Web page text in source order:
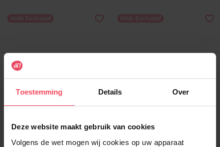
Toestemming Details Over
Deze website maakt gebruik van cookies
Volgens de wet mogen wij cookies op uw apparaat
LANAFORM
Eclips
LANAFORM
Verwarming overdeken